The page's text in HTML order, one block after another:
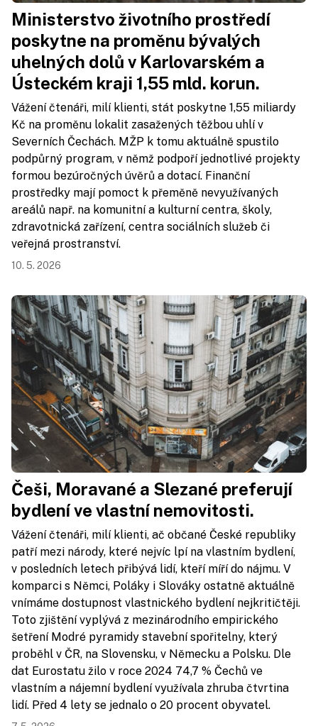
Ministerstvo životního prostředí
poskytne na proměnu bývalých
uhelných dolů v Karlovarském a
Ústeckém kraji 1,55 mld. korun.
Vážení čtenáři, milí klienti, stát poskytne 1,55 miliardy
Kč na proměnu lokalit zasažených těžbou uhlí v
Severních Čechách. MŽP k tomu aktuálně spustilo
podpůrný program, v němž podpoří jednotlivé projekty
formou bezúročných úvěrů a dotací. Finanční
prostředky mají pomoct k přeměně nevyužívaných
areálů např. na komunitní a kulturní centra, školy,
zdravotnická zařízení, centra sociálních služeb či
veřejná prostranství.
10. 5. 2026
Češi, Moravané a Slezané preferují
bydlení ve vlastní nemovitosti.
Vážení čtenáři, milí klienti, ač občané České republiky
patří mezi národy, které nejvíc lpí na vlastním bydlení,
v posledních letech přibývá lidí, kteří míří do nájmu. V
komparci s Němci, Poláky i Slováky ostatně aktuálně
vnímáme dostupnost vlastnického bydlení nejkritičtěji.
Toto zjištění vyplývá z mezinárodního empirického
šetření Modré pyramidy stavební spořitelny, který
proběhl v ČR, na Slovensku, v Německu a Polsku. Dle
dat Eurostatu žilo v roce 2024 74,7 % Čechů ve
vlastním a nájemní bydlení využívala zhruba čtvrtina
lidí. Před 4 lety se jednalo o 20 procent obyvatel.